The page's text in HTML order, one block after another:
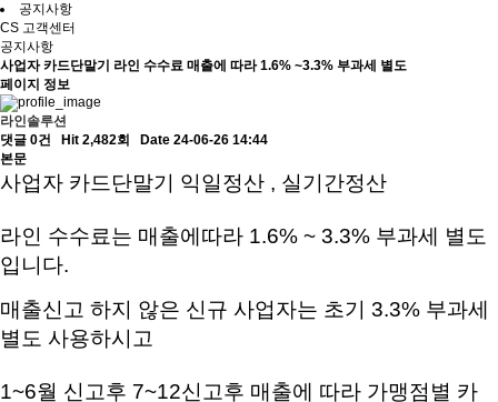
공지사항
CS 고객센터
공지사항
사업자 카드단말기 라인 수수료 매출에 따라 1.6% ~3.3% 부과세 별도
페이지 정보
라인솔루션
댓글 0건
Hit 2,482회
Date 24-06-26 14:44
본문
사업자 카드단말기 익일정산 , 실기간정산
라인 수수료는 매출에따라 1.6% ~ 3.3% 부과세 별도
입니다.
매출신고 하지 않은 신규 사업자는 초기 3.3% 부과세
별도 사용하시고
1~6월 신고후 7~12신고후 매출에 따라 가맹점별 카